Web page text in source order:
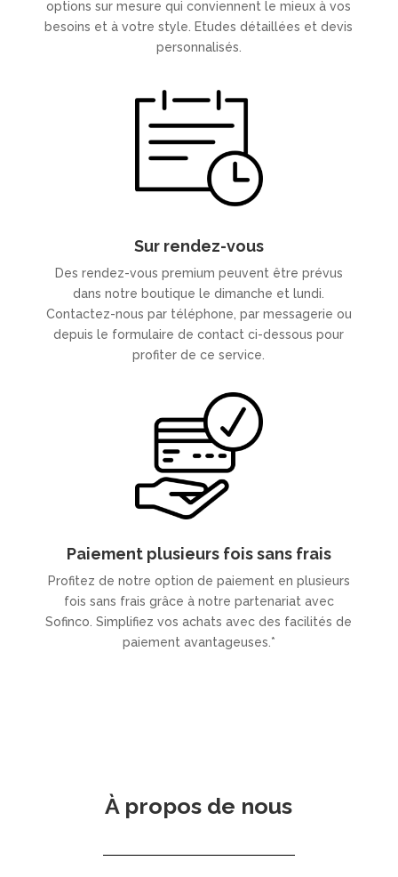
options sur mesure qui conviennent le mieux à vos
besoins et à votre style. Etudes détaillées et devis
personnalisés.
Sur rendez-vous
Des rendez-vous premium peuvent être prévus
dans notre boutique le dimanche et lundi.
Contactez-nous par téléphone, par messagerie ou
depuis le formulaire de contact ci-dessous pour
profiter de ce service.
Paiement plusieurs fois sans frais
Profitez de notre option de paiement en plusieurs
fois sans frais grâce à notre partenariat avec
Sofinco. Simplifiez vos achats avec des facilités de
paiement avantageuses.*
À propos de nous